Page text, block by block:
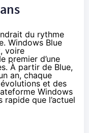
du rythme
Windows Blue
voire
premier d’une
À partir de Blue,
an, chaque
et des
Windows
que l’actuel